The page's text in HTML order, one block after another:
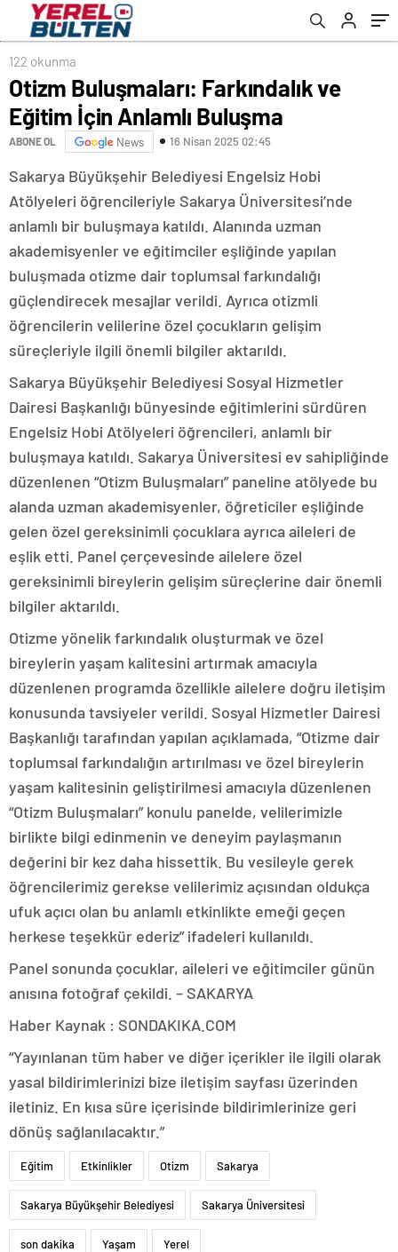
122 okunma
Otizm Buluşmaları: Farkındalık ve
Eğitim İçin Anlamlı Buluşma
ABONE OL News 16 Nisan 2025 02:45
Sakarya Büyükşehir Belediyesi Engelsiz Hobi
Atölyeleri öğrencileriyle Sakarya Üniversitesi’nde
anlamlı bir buluşmaya katıldı. Alanında uzman
akademisyenler ve eğitimciler eşliğinde yapılan
buluşmada otizme dair toplumsal farkındalığı
güçlendirecek mesajlar verildi. Ayrıca otizmli
öğrencilerin velilerine özel çocukların gelişim
süreçleriyle ilgili önemli bilgiler aktarıldı.
Sakarya Büyükşehir Belediyesi Sosyal Hizmetler
Dairesi Başkanlığı bünyesinde eğitimlerini sürdüren
Engelsiz Hobi Atölyeleri öğrencileri, anlamlı bir
buluşmaya katıldı. Sakarya Üniversitesi ev sahipliğinde
düzenlenen “Otizm Buluşmaları” paneline atölyede bu
alanda uzman akademisyenler, öğreticiler eşliğinde
gelen özel gereksinimli çocuklara ayrıca aileleri de
eşlik etti. Panel çerçevesinde ailelere özel
gereksinimli bireylerin gelişim süreçlerine dair önemli
bilgiler aktarıldı.
Otizme yönelik farkındalık oluşturmak ve özel
bireylerin yaşam kalitesini artırmak amacıyla
düzenlenen programda özellikle ailelere doğru iletişim
konusunda tavsiyeler verildi. Sosyal Hizmetler Dairesi
Başkanlığı tarafından yapılan açıklamada, “Otizme dair
toplumsal farkındalığın artırılması ve özel bireylerin
yaşam kalitesinin geliştirilmesi amacıyla düzenlenen
“Otizm Buluşmaları” konulu panelde, velilerimizle
birlikte bilgi edinmenin ve deneyim paylaşmanın
değerini bir kez daha hissettik. Bu vesileyle gerek
öğrencilerimiz gerekse velilerimiz açısından oldukça
ufuk açıcı olan bu anlamlı etkinlikte emeği geçen
herkese teşekkür ederiz” ifadeleri kullanıldı.
Panel sonunda çocuklar, aileleri ve eğitimciler günün
anısına fotoğraf çekildi. – SAKARYA
Haber Kaynak : SONDAKIKA.COM
“Yayınlanan tüm haber ve diğer içerikler ile ilgili olarak
yasal bildirimlerinizi bize iletişim sayfası üzerinden
iletiniz. En kısa süre içerisinde bildirimlerinize geri
dönüş sağlanılacaktır.”
Eğitim Etkinlikler Otizm Sakarya
Sakarya Büyükşehir Belediyesi Sakarya Üniversitesi
son dakika Yaşam Yerel